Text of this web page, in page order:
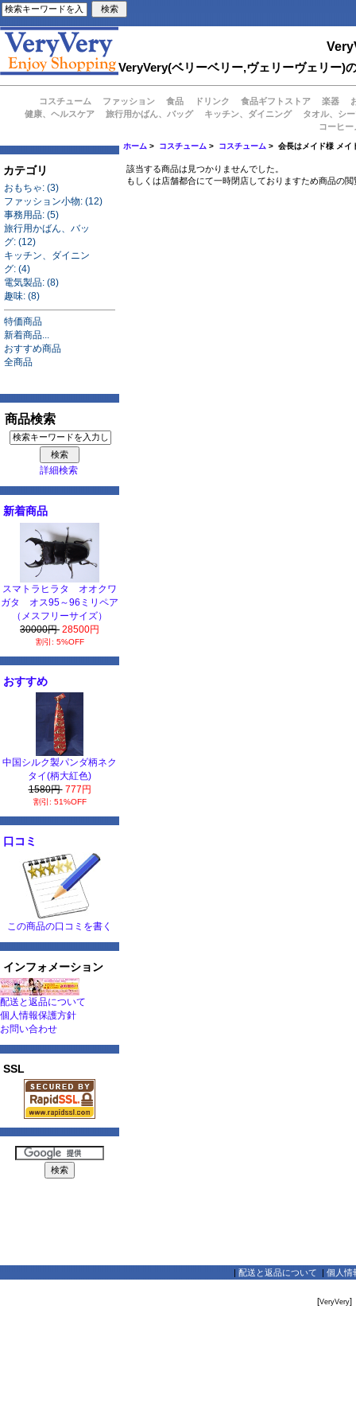
VeryVery(ベリーベリー,ヴェリーヴェリー)
コスチューム ファッション 食品 ドリンク 食品ギフトストア 楽器
健康、ヘルスケア
旅行用かばん、バッグ キッチン、ダイニング
タオル、シ
コーヒ
カテゴリ
おもちゃ: (3)
ファッション小物: (12)
事務用品: (5)
旅行用かばん、バッ
グ: (12)
キッチン、ダイニン
グ: (4)
電気製品: (8)
趣味: (8)
特価商品
新着商品...
おすすめ商品
全商品
商品検索
詳細検索
新着商品
スマトラヒラタ オオクワ
ガタ オス95～96ミリペア
（メスフリーサイズ）
30000円 28500円
割引: 5%OFF
おすすめ
中国シルク製パンダ柄ネク
タイ(柄大紅色)
1580円 777円
割引: 51%OFF
口コミ
この商品の口コミを書く
インフォメーション
配送と返品について
個人情報保護方針
お問い合わせ
SSL
ホーム > コスチューム > コスチューム > 会長はメイド様 メイ
該当する商品は見つかりませんでした。
もしくは店舗都合にて一時閉店しておりますため商品の
| 配送と返品について | 個人情
[VeryVery]